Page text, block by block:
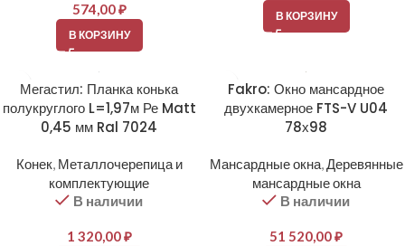
574,00₽
В КОРЗИНУ
В КОРЗИНУ
Мегастил: Планка конька
полукруглого L=1,97м Ре Matt
0,45 мм Ral 7024
Конек, Металлочерепица и
комплектующие
В наличии
1 320,00₽
Fakro: Окно мансардное
двухкамерное FTS-V U04
78х98
Мансардные окна,Деревянные
мансардные окна
В наличии
51 520,00₽